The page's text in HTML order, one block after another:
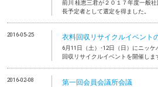
前川 桂恵三君が２０１７年度一般
長予定者として選定を得ました。
2016-05-25 衣料回収リサイクルイベント
6月11日（土）･12日（日）にニッ
回収リサイクルイベントを開催しま
2016-02-08 第一回会員会議所会議